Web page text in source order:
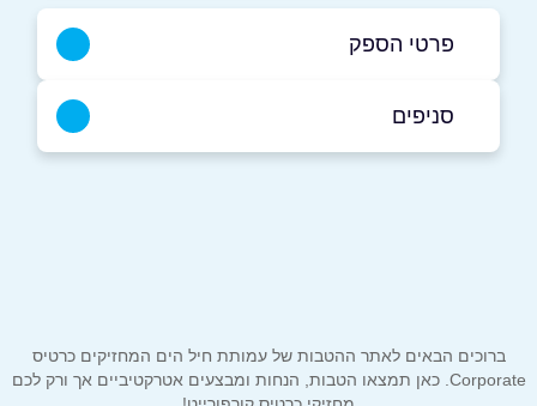
פרטי הספק
אימייל*
סניפים
ברוכים הבאים לאתר ההטבות של עמותת חיל הים המחזיקים כרטיס
Corporate. כאן תמצאו הטבות, הנחות ומבצעים אטרקטיביים אך ורק לכם